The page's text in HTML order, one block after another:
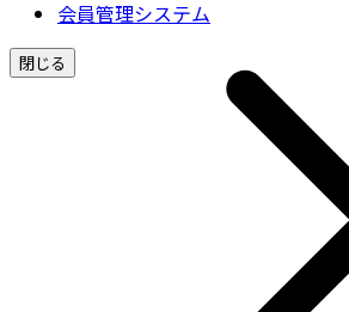
会員管理システム
閉じる